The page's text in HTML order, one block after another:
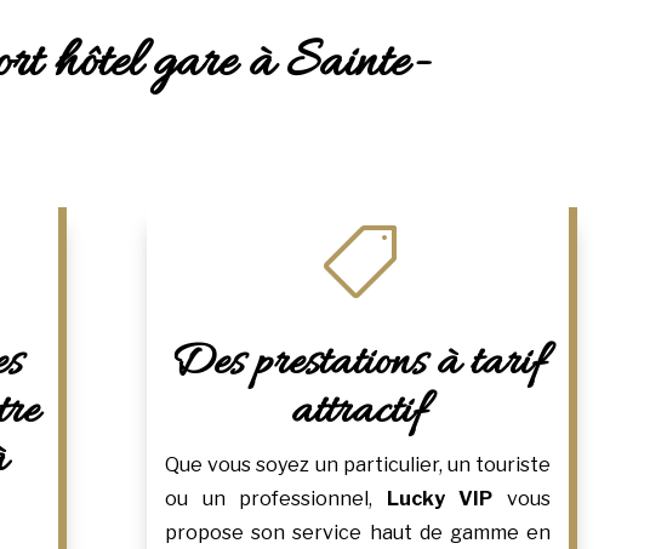
hôtel gare à Sainte-

Des prestations à tarif
attractif
Que vous soyez un particulier, un touriste
ou un professionnel,
Lucky VIP vous
propose son service haut de gamme en